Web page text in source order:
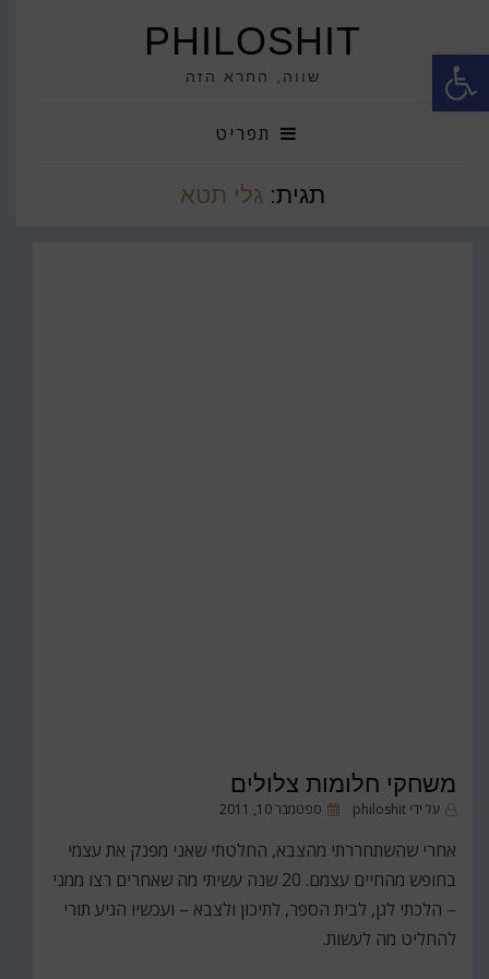
פתח סרגל נגישות PHILOSHIT
שווה, החרא הזה
תפריט
תגית: גלי תטא
משחקי חלומות צלולים
על ידי philoshit
פורסםספטמבר 10, 2011
אחרי שהשתחררתי מהצבא, החלטתי שאני מפנק את עצמי
בחופש מהחיים עצמם. 20 שנה עשיתי מה שאחרים רצו ממני
– הלכתי לגן, לבית הספר, לתיכון ולצבא – ועכשיו הגיע תורי
להחליט מה לעשות.